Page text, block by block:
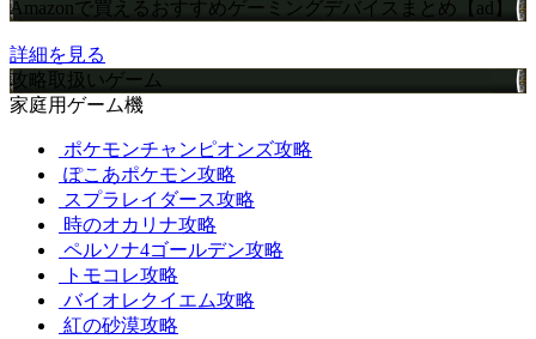
Amazonで買えるおすすめゲーミングデバイスまとめ【ad】
詳細を見る
攻略取扱いゲーム
家庭用ゲーム機
ポケモンチャンピオンズ攻略
ぽこあポケモン攻略
スプラレイダース攻略
時のオカリナ攻略
ペルソナ4ゴールデン攻略
トモコレ攻略
バイオレクイエム攻略
紅の砂漠攻略